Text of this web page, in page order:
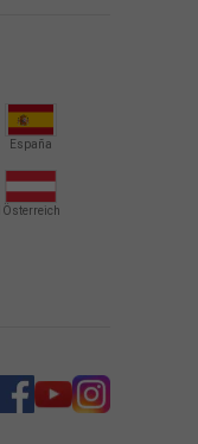
España
Österreich